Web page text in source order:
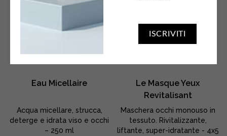
ISCRIVITI
Eau Micellaire
Acqua micellare, strucca,
deterge e idrata viso e occhi
– 250 ml
Le Masque Yeux
Revitalisant
Maschera occhi monouso in
tessuto. Rivitalizzante,
liftante, super-idratante - 4x5